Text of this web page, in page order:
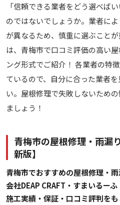
「信頼できる業者をどう選べば
のではないでしょうか。業者に
が異なるため、慎重に選ぶこと
は、青梅市で口コミ評価の高い
ング形式でご紹介！ 各業者の特
ているので、自分に合った業者
い。屋根修理で失敗しないため
ましょう！
青梅市の屋根修理・雨漏
新版】
青梅市でおすすめの屋根修理・
会社DEAP CRAFT・すまいるー
施工実績・保証・口コミ評判を